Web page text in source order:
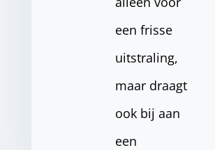
een frisse
uitstraling,
maar draagt
ook bij aan
een